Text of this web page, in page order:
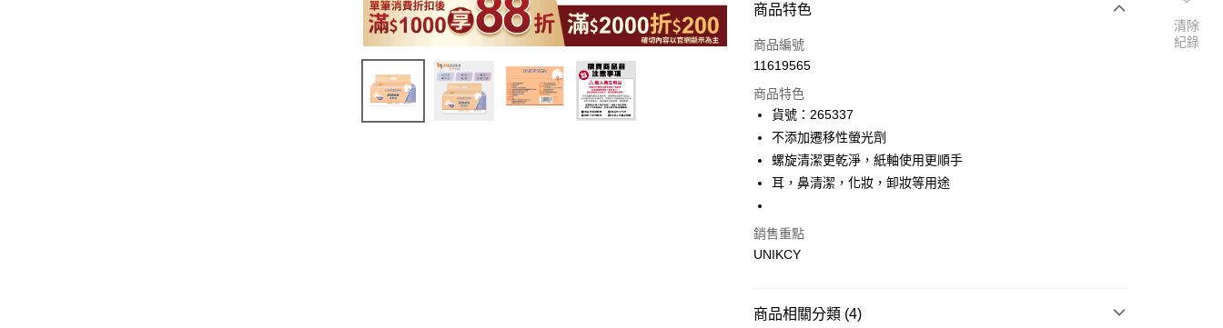
付款方式
icash Pay
超商取貨付款
LINE Pay
Apple Pay
街口支付
悠遊付
商品特色
商品編號
11619565
商品特色
貨號：265337
不添加遷移性螢光劑
螺旋清潔更乾淨，紙軸使用更順手
耳，鼻清潔，化妝，卸妝等用途
銷售重點
UNIKCY
商品相關分類 (4)
清除
紀錄